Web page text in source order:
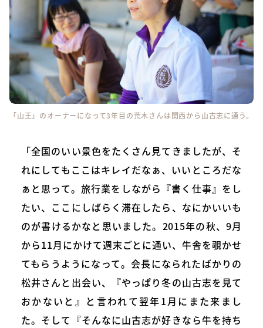
「山王」のオーナーになって3年目の荒木さんは関西から山古志に通う。
「全国のいい景色をたくさん見てきましたが、そ
れにしてもここはキレイだなぁ、いいところだな
ぁと思って。旅行業をしながら『書く仕事』をし
たい、ここにしばらく滞在したら、なにかいいも
のが書けるかなと思いました。2015年の秋、9月
から11月にかけて週末ごとに通い、牛舎を覗かせ
てもらうようになって。会長になられたばかりの
松井さんと出会い、『やっぱり冬の山古志を見て
おかないと』と言われて翌年1月にまた来まし
た。そして『そんなに山古志が好きなら牛を持ち